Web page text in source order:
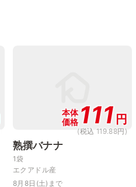
本体
価格 111 円
(税込 119.88円)
熟撰バナナ
1袋
エクアドル産
8月8日(土)まで